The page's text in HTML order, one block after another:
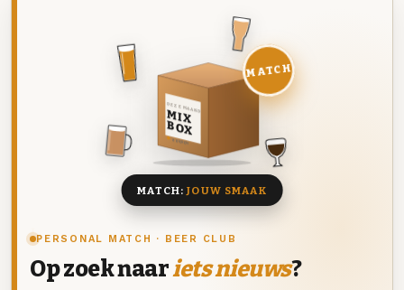
PERSONAL MATCH · BEER CLUB
Op zoek naariets nieuws?
DEZE MAAND
MIX
BOX
8 BIEREN
MATCH
MATCH:JOUW SMAAK